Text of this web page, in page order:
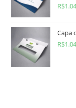
R$
Capa
R$